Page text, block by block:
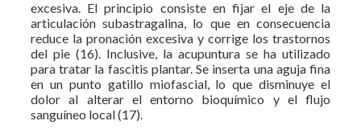
excesiva. El principio consiste en fijar el eje de la
articulación subastragalina, lo que en consecuencia
reduce la pronación excesiva y corrige los trastornos
del pie (16). Inclusive, la acupuntura se ha utilizado
para tratar la fascitis plantar. Se inserta una aguja fina
en un punto gatillo miofascial, lo que disminuye el
dolor al alterar el entorno bioquímico y el flujo
sanguíneo local (17).